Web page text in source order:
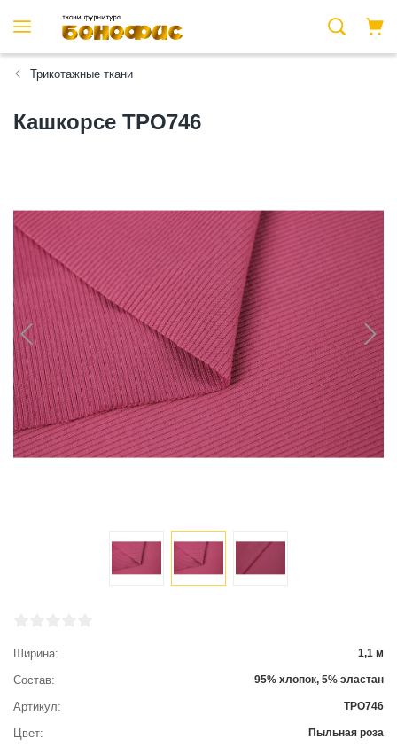
Трикотажные ткани
Кашкорсе ТРО746
Ширина 1,1 м
Состав 95% хлопок, 5% эластан
Артикул ТРО746
Цвет Пыльная роза